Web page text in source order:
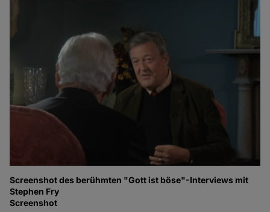
Screenshot des berühmten "Gott ist böse"-Interviews mit
Stephen Fry
Screenshot